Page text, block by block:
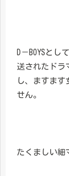
D－BOYSと
送されたドラ
し、ますます
せん。
たくましい細